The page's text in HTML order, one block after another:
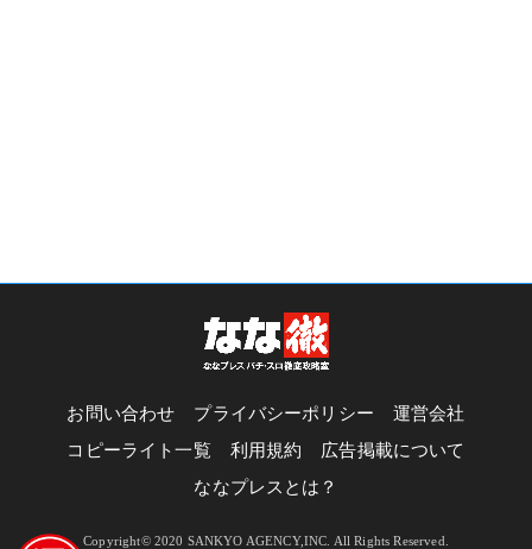
お問い合わせ プライバシーポリシー
運営会社
コピーライト一覧
利用規約
広告掲載について
ななプレスとは？
Copyright© 2020 SANKYO AGENCY,INC. All Rights Reserved.